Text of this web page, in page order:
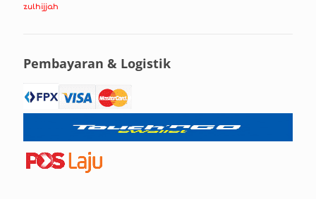
zulhijjah
Pembayaran & Logistik